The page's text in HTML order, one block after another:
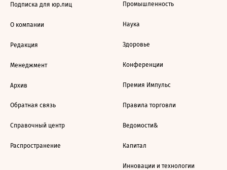
Подписка для юр.лиц
О компании
Редакция
Менеджмент
Архив
Обратная связь
Справочный центр
Распространение
Промышленность
Наука
Здоровье
Конференции
Премия Импульс
Правила торговли
Ведомости&
Капитал
Инновации и технологии